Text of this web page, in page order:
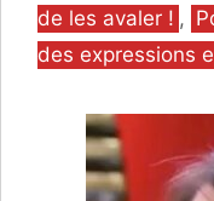
de les avaler ! ,
des expressions